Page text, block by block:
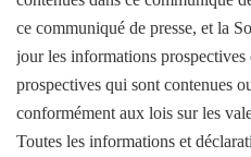
ce communiqué de presse, et la
jour les informations prospectives
prospectives qui sont contenues
conformément aux lois sur les
Toutes les informations et